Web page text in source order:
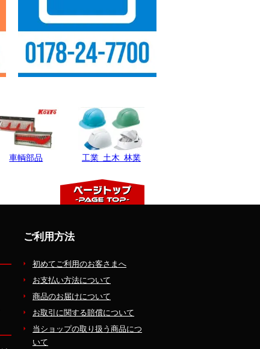
ご利用方法
初めてご利用のお客さまへ
お支払い方法について
商品のお届けについて
お取引に関する賠償について
当ショップの取り扱う商品につ
いて